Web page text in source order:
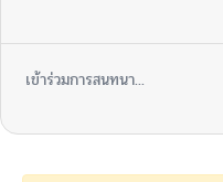
เข้าร่วมการสนทนา...